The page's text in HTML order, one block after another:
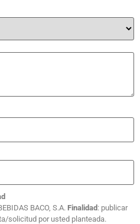
BACO, S.A. Finalidad : publicar
solicitud por usted planteada.